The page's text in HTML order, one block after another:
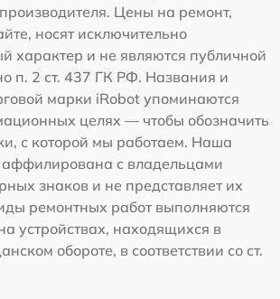
Цены на ремонт,
носят исключительно
характер и не являются публичной
п. 2 ст. 437 ГК РФ. Названия и
марки iRobot упоминаются
целях — чтобы обозначить
с которой мы работаем. Наша
аффилирована с владельцами
знаков и не представляет их
ремонтных работ выполняются
устройствах, находящихся в
обороте, в соответствии со ст.